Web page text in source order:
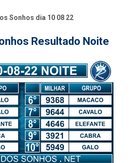
Sonhos dia 10 08 22
Resultado Noite